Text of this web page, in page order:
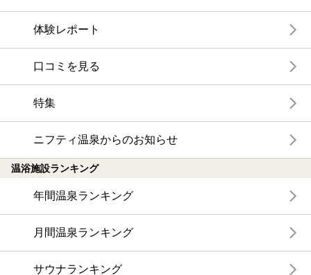
体験レポート
口コミを見る
特集
ニフティ温泉からのお知らせ
温浴施設ランキング
年間温泉ランキング
月間温泉ランキング
サウナランキング